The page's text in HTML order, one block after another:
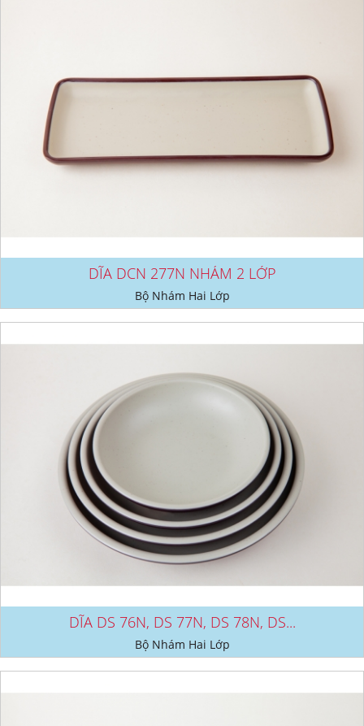
DĨA DCN 277N NHÁM 2 LỚP
Bộ Nhám Hai Lớp
DĨA DS 76N, DS 77N, DS 78N, DS...
Bộ Nhám Hai Lớp